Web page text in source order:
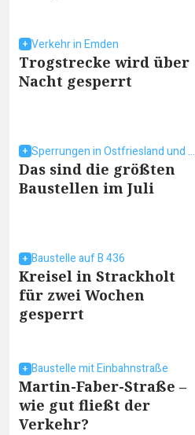
Verkehr in Emden
Trogstrecke wird über
Nacht gesperrt
Sperrungen in Ostfriesland und umzu
Das sind die größten
Baustellen im Juli
Baustelle auf B 436
Kreisel in Strackholt
für zwei Wochen
gesperrt
Baustelle mit Einbahnstraße
Martin-Faber-Straße –
wie gut fließt der
Verkehr?